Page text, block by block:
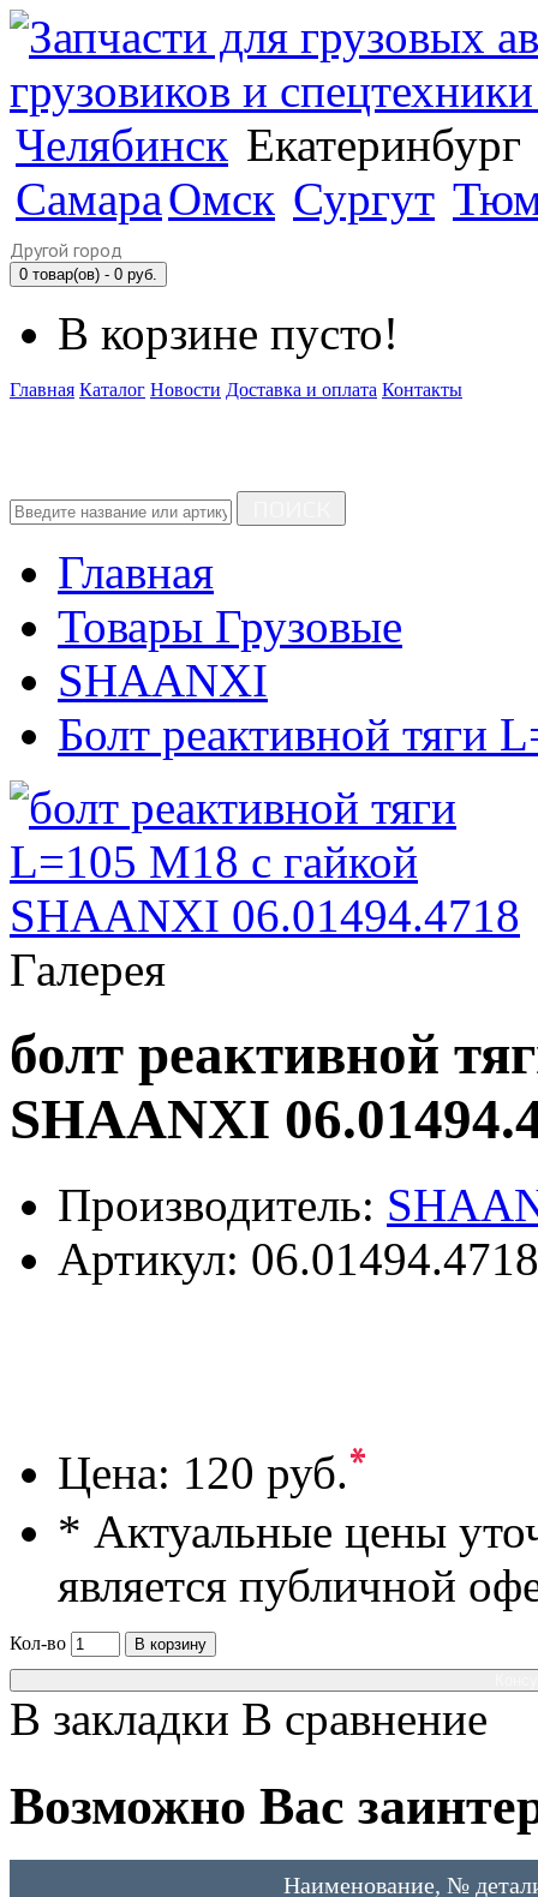
Челябинск Екатеринбург
СамараОмск Сургут
Другой город
0 товар(ов) - 0 руб.
В корзине пусто!
Главная Каталог Новости Доставка и оплата Контакты
Главная
Товары Грузовые
SHAANXI
Болт реактивной тяги
Галерея
болт реактивной
SHAANXI
Производитель:
Артикул: 06.01494.4718
Цена: 120 руб.*
* Актуальные цены
является публичной
Кол-во
В корзину
В закладки В сравнение
Возможно Вас
Наименование, №